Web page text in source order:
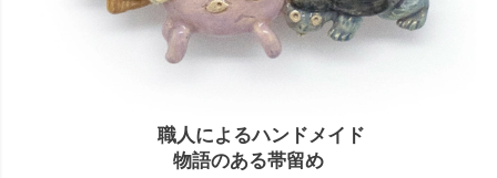
職人によるハンドメイド
物語のある帯留め